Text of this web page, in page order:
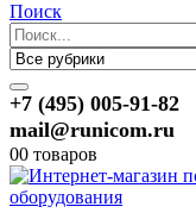
Поиск
+7 (495) 005-91-82
mail@runicom.ru
00 товаров